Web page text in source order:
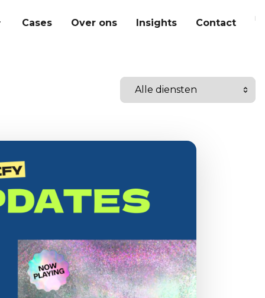
Cases Over ons Insights Contact